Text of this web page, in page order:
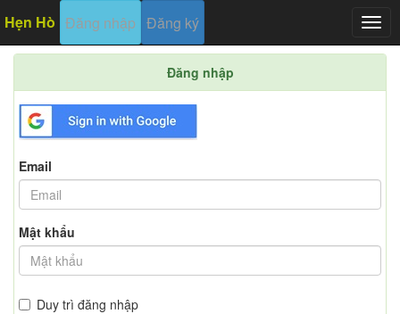
Hẹn Hò Đăng nhập Đăng ký
Đăng nhập
Email
Mật khẩu
Duy trì đăng nhập